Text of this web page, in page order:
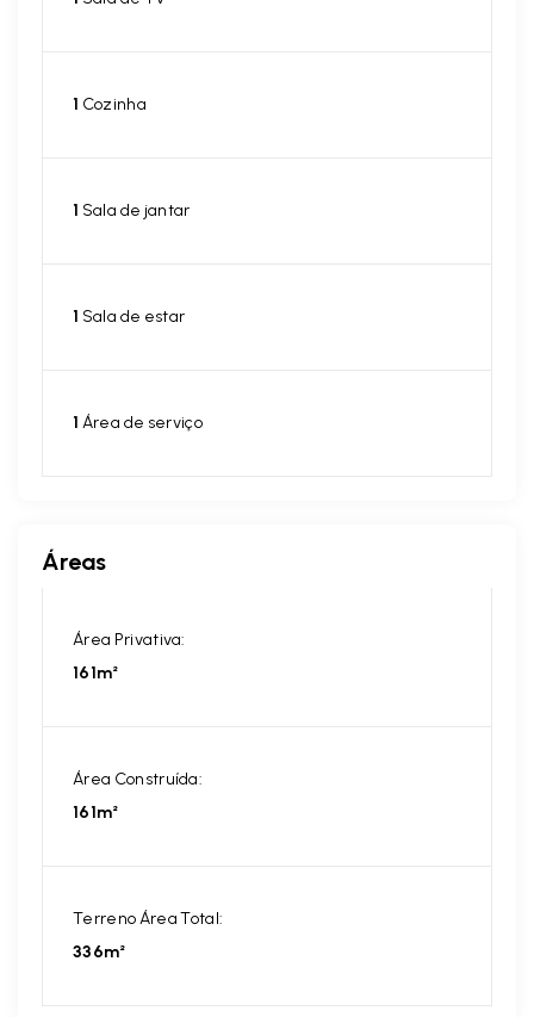
1 Cozinha
1 Sala de jantar
1 Sala de estar
1 Área de serviço
Áreas
Área Privativa:
161m²
Área Construída:
161m²
Terreno Área Total:
336m²